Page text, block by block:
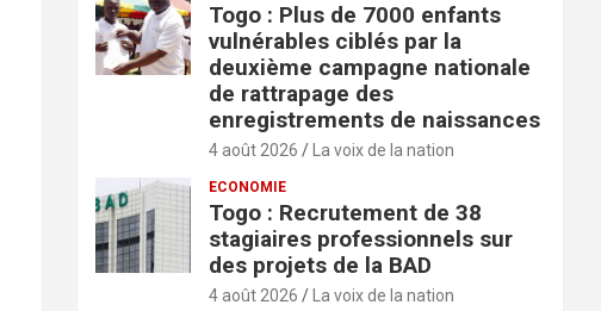
Togo : Plus de 7000 enfants
vulnérables ciblés par la
deuxième campagne nationale
de rattrapage des
enregistrements de naissances
4 août 2026 La voix de la nation
ECONOMIE
Togo : Recrutement de 38
stagiaires professionnels sur
des projets de la BAD
4 août 2026 La voix de la nation